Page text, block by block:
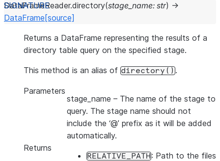
DataFrameReader.directory(stage_name: str) →
DataFrame [source]
Returns a DataFrame representing the results of a
directory table query on the specified stage.
This method is an alias of directory().
Parameters
stage_name – The name of the stage to
query. The stage name should not
include the ‘@’ prefix as it will be added
automatically.
Returns
RELATIVE_PATH: Path to the files